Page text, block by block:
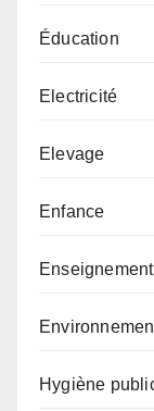
Éducation
Electricité
Elevage
Enfance
Hygiène